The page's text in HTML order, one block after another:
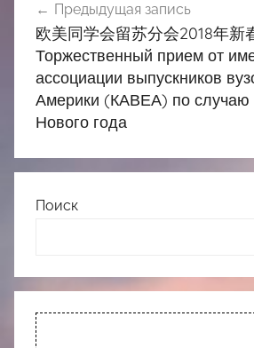
по
записям
Предыдущая запись
欧美同学会留苏分会2018年新
Торжественный прием от
ассоциации выпускников
Америки (КАВЕА) по случаю
Нового года
Поиск